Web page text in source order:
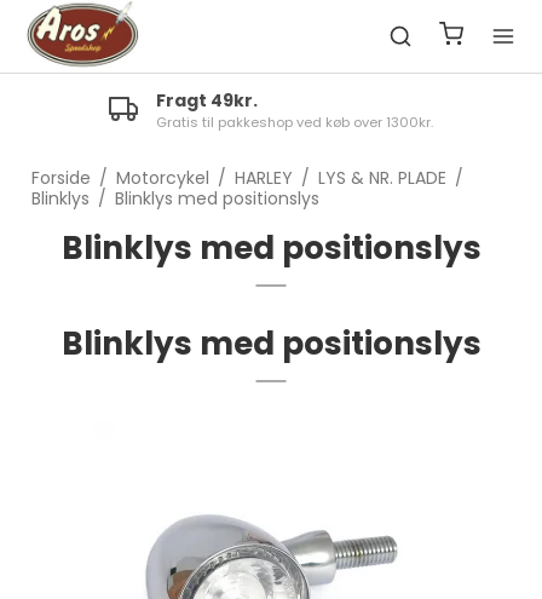
Fragt 49kr.
Gratis til pakkeshop ved køb over 1300kr.
Forside / Motorcykel / HARLEY / LYS & NR. PLADE /
Blinklys / Blinklys med positionslys
Blinklys med positionslys
Blinklys med positionslys